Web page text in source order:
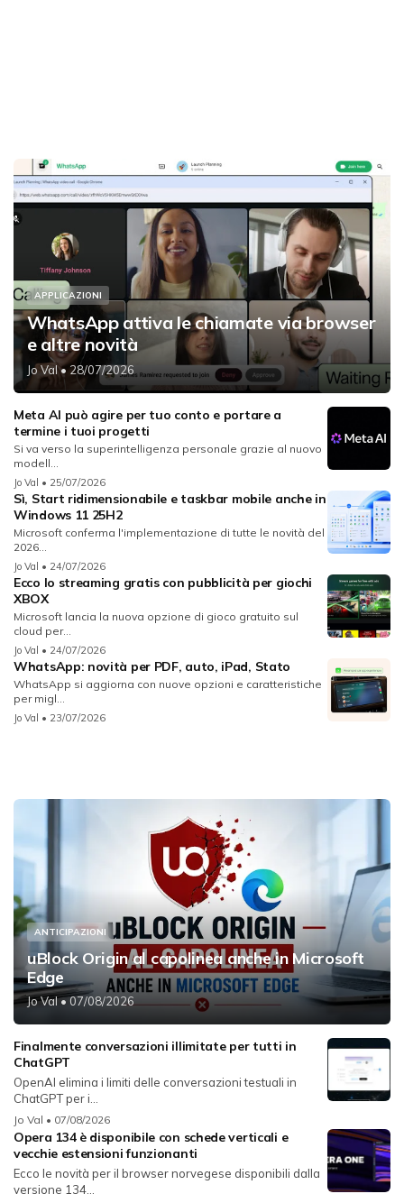
APPLICAZIONI
WhatsApp attiva le chiamate via browser
e altre novità
Jo Val• 28/07/2026
Meta AI può agire per tuo conto e portare a
termine i tuoi progetti
Si va verso la superintelligenza personale grazie al nuovo
modell...
Jo Val • 25/07/2026
Sì, Start ridimensionabile e taskbar mobile anche in
Windows 11 25H2
Microsoft conferma l'implementazione di tutte le novità del
2026...
Jo Val • 24/07/2026
Ecco lo streaming gratis con pubblicità per giochi
XBOX
Microsoft lancia la nuova opzione di gioco gratuito sul
cloud per...
Jo Val • 24/07/2026
WhatsApp: novità per PDF, auto, iPad, Stato
WhatsApp si aggiorna con nuove opzioni e caratteristiche
per migl...
Jo Val • 23/07/2026
ANTICIPAZIONI
uBlock Origin al capolinea anche in Microsoft
Edge
Jo Val• 07/08/2026
Finalmente conversazioni illimitate per tutti in
ChatGPT
OpenAI elimina i limiti delle conversazioni testuali in
ChatGPT per i...
Jo Val • 07/08/2026
Opera 134 è disponibile con schede verticali e
vecchie estensioni funzionanti
Ecco le novità per il browser norvegese disponibili dalla
versione 134...